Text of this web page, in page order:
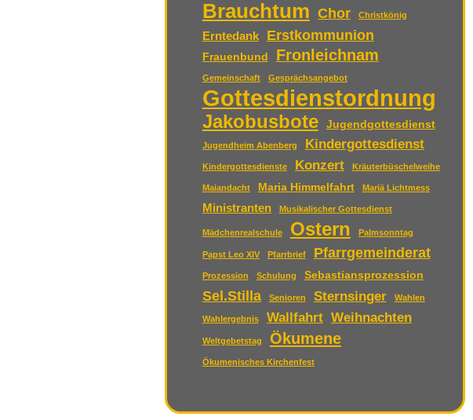
Brauchtum Chor Christkönig
Erntedank Erstkommunion
Frauenbund Fronleichnam
Gemeinschaft Gesprächsangebot
Gottesdienstordnung
Jakobusbote Jugendgottesdienst
Jugendheim Abenberg Kindergottesdienst
Kindergottesdienste Konzert Kräuterbüschelweihe
Maiandacht Maria Himmelfahrt Mariä Lichtmess
Ministranten Musikalischer Gottesdienst
Mädchenrealschule Ostern Palmsonntag
Papst Leo XIV Pfarrbrief Pfarrgemeinderat
Prozession Schulung Sebastiansprozession
Sel.Stilla Senioren Sternsinger Wahlen
Wahlergebnis Wallfahrt Weihnachten
Weltgebetstag Ökumene
Ökumenisches Kirchenfest